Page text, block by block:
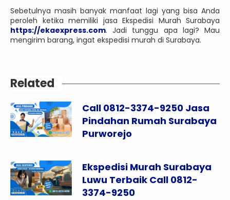
Sebetulnya masih banyak manfaat lagi yang bisa Anda
peroleh ketika memiliki jasa Ekspedisi Murah Surabaya
https://ekaexpress.com. Jadi tunggu apa lagi? Mau
mengirim barang, ingat ekspedisi murah di Surabaya.
Related
Call 0812-3374-9250 Jasa
Pindahan Rumah Surabaya
Purworejo
Ekspedisi Murah Surabaya
Luwu Terbaik Call 0812-
3374-9250